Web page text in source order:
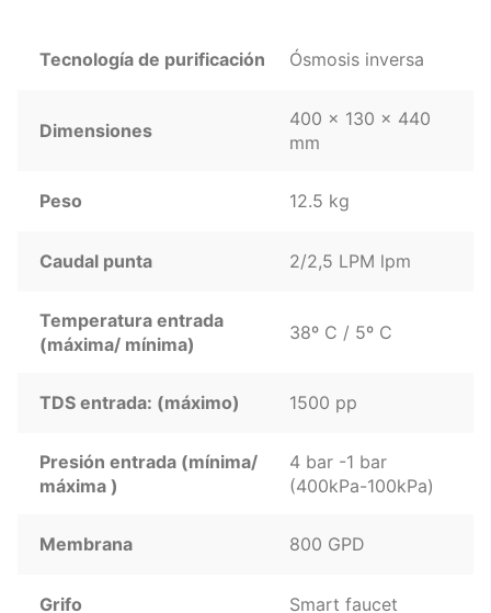
Tecnología de purificación Ósmosis inversa
Dimensiones
400 x 130 x 440
mm
Peso 12.5 kg
Caudal punta 2/2,5 LPM lpm
Temperatura entrada
(máxima/ mínima)
38º C / 5º C
TDS entrada: (máximo) 1500 pp
Presión entrada (mínima/
máxima )
4 bar -1 bar
(400kPa-100kPa)
Membrana 800 GPD
Grifo Smart faucet